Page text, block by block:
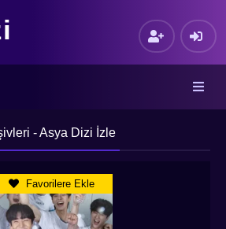
- Asya Dizi İzle
Favorilere Ekle